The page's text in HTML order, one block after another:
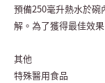
預備250毫升熱水於碗
解。為了獲得最佳效
其他
特殊醫用食品